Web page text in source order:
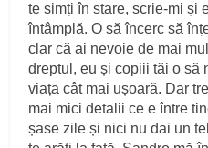
te simți în stare, scrie‑mi și
întâmplă. O să încerc să
clar că ai nevoie de mai
dreptul, eu și copiii tăi o să
viața cât mai ușoară. Dar
mai mici detalii ce e între
șase zile și nici nu dai un